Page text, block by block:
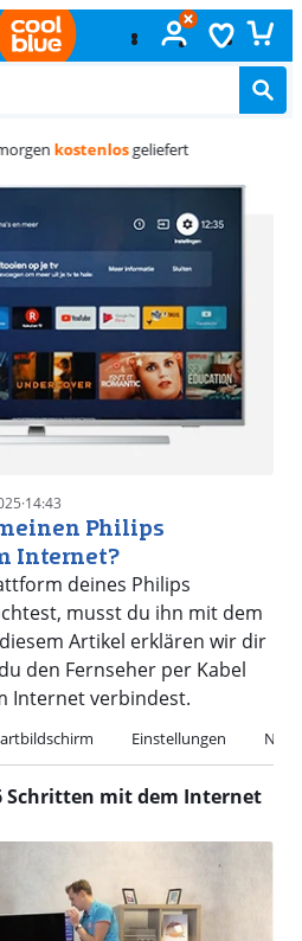
umtauschen
·14:43
Philips
Internet?
deines Philips
musst du ihn mit dem
Artikel erklären wir dir
den Fernseher per Kabel
Internet verbindest.
Einstellungen
Schritten mit dem Internet